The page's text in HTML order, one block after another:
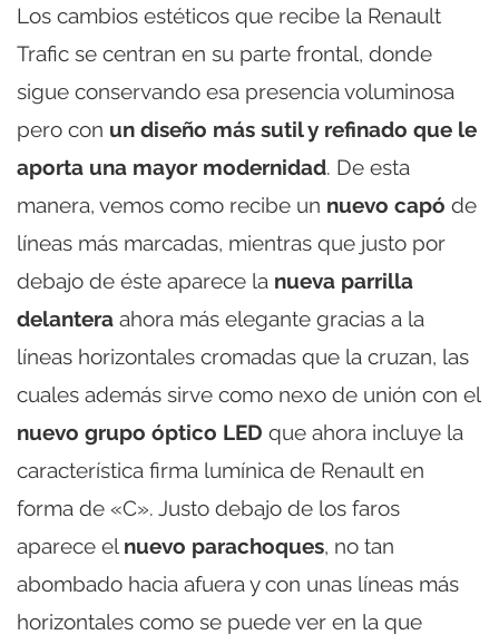
Los cambios estéticos que recibe la Renault
Trafic se centran en su parte frontal, donde
sigue conservando esa presencia voluminosa
pero con un diseño más sutil y refinado que le
aporta una mayor modernidad. De esta
manera, vemos como recibe un nuevo capó de
líneas más marcadas, mientras que justo por
debajo de éste aparece la nueva parrilla
delantera ahora más elegante gracias a la
líneas horizontales cromadas que la cruzan, las
cuales además sirve como nexo de unión con el
nuevo grupo óptico LED que ahora incluye la
característica firma lumínica de Renault en
forma de «C». Justo debajo de los faros
aparece el nuevo parachoques, no tan
abombado hacia afuera y con unas líneas más
horizontales como se puede ver en la que